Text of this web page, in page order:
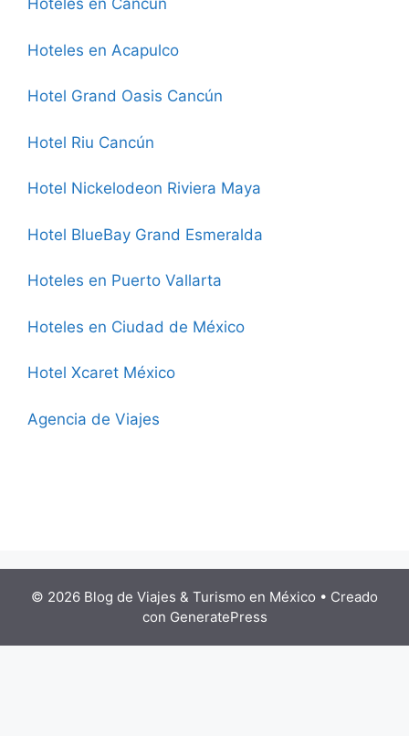
Hoteles en Cancún
Hoteles en Acapulco
Hotel Grand Oasis Cancún
Hotel Riu Cancún
Hotel Nickelodeon Riviera Maya
Hotel BlueBay Grand Esmeralda
Hoteles en Puerto Vallarta
Hoteles en Ciudad de México
Hotel Xcaret México
Agencia de Viajes
© 2026 Blog de Viajes & Turismo en México • Creado
con GeneratePress